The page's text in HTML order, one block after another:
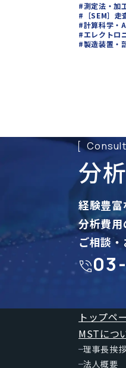
#測定法・加
#［SEM］走
#計算科学・
#エレクトロ
#製造装置・
分
経験豊富
分析費
ご相談
トップペ
MSTにつ
理事長挨拶
法人概要